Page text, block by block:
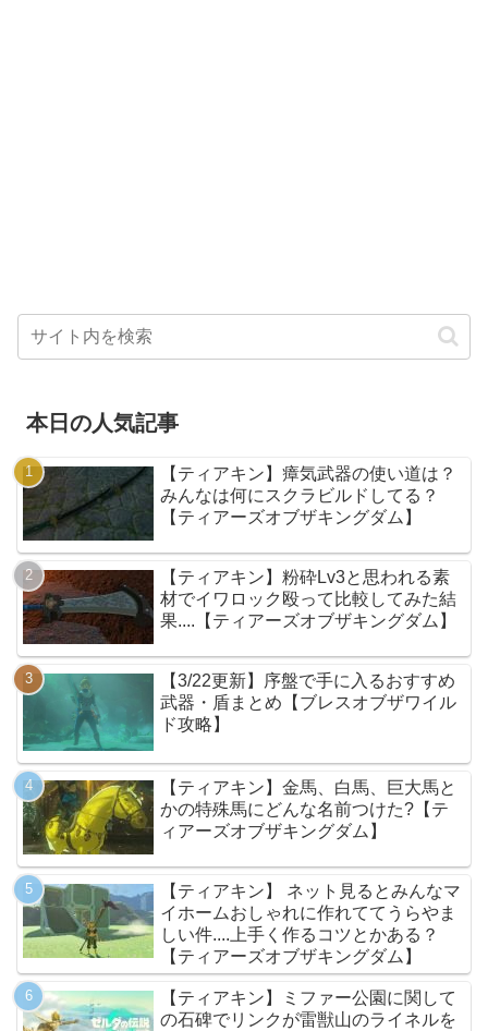
本日の人気記事
【ティアキン】瘴気武器の使い道は？
みんなは何にスクラビルドしてる？
【ティアーズオブザキングダム】
【ティアキン】粉砕Lv3と思われる素
材でイワロック殴って比較してみた結
果....【ティアーズオブザキングダム】
【3/22更新】序盤で手に入るおすすめ
武器・盾まとめ【ブレスオブザワイル
ド攻略】
【ティアキン】金馬、白馬、巨大馬と
かの特殊馬にどんな名前つけた?【テ
ィアーズオブザキングダム】
【ティアキン】 ネット見るとみんなマ
イホームおしゃれに作れててうらやま
しい件....上手く作るコツとかある？
【ティアーズオブザキングダム】
【ティアキン】ミファー公園に関して
の石碑でリンクが雷獣山のライネルを